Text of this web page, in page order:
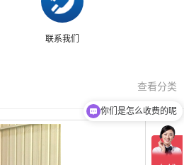
联系我们
查看分类
你们是怎么收费的呢
现在有优惠活动吗